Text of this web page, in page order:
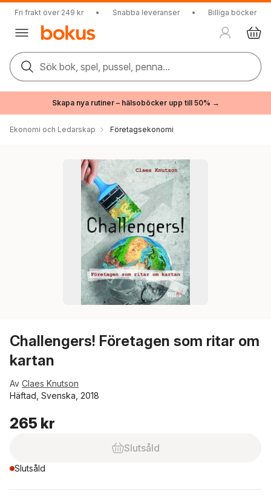
Fri frakt över 249 kr • Snabba leveranser • Billiga böcker
Sök bok, spel, pussel, penna...
Skapa nya rutiner – hälsoböcker upp till 50% →
Ekonomi och Ledarskap Företagsekonomi
Challengers! Företagen som ritar om
kartan
Av Claes Knutson
Häftad, Svenska, 2018
265 kr
Slutsåld
Slutsåld